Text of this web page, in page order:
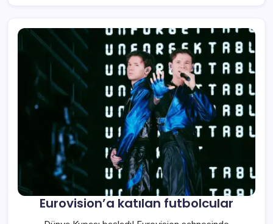
Eurovision’a katılan futbolcular